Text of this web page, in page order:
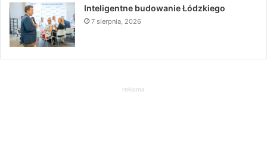
Inteligentne budowanie Łódzkiego
7 sierpnia, 2026
reklama